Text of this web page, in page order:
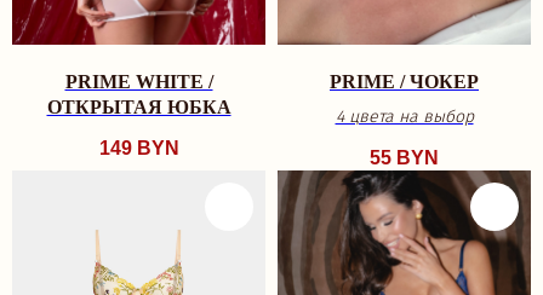
PRIME WHITE /
ОТКРЫТАЯ ЮБКА
149 BYN
PRIME / ЧОКЕР
4 цвета на выбор
55 BYN